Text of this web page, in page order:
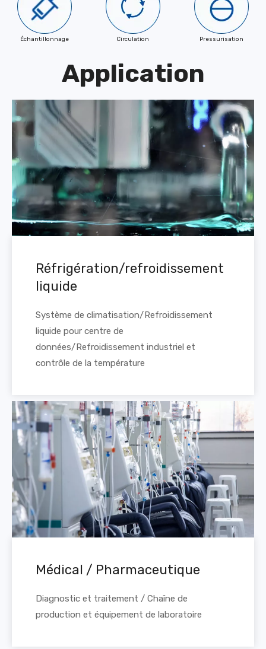
Échantillonnage Circulation Pressurisation
Application
Réfrigération/refroidissement
liquide
Système de climatisation/Refroidissement
liquide pour centre de
données/Refroidissement industriel et
contrôle de la température
Médical / Pharmaceutique
Diagnostic et traitement / Chaîne de
production et équipement de laboratoire